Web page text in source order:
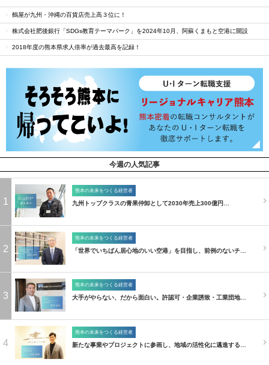
鶴屋が九州・沖縄の百貨店売上高３位に！
株式会社肥後銀行「SDGs教育テーマパーク」を2024年10月、阿蘇くまもと空港に開設
2018年度の熊本県求人倍率が過去最高を記録！
今週の人気記事
1
熊本の未来をつくる経営者
九州トップクラスの青果仲卸として2030年売上300億円…
2
熊本の未来をつくる経営者
「世界でいちばん居心地のいい空港」を目指し、前例のないチ…
3
熊本の未来をつくる経営者
大手がやらない、だから面白い。許認可・企業誘致・工業団地…
4
熊本の未来をつくる経営者
新たな事業やプロジェクトに参画し、地域の活性化に邁進する…